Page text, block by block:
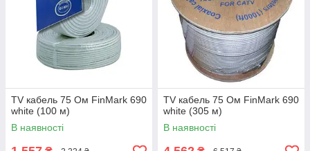
TV кабель 75 Ом FinMark 690
white (100 м)
В наявності
TV кабель 75 Ом FinMark 690
white (305 м)
В наявності